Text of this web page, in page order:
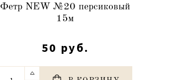
Фетр NEW №20 персиковый
15м
50 руб.